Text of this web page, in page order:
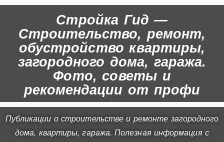
Стройка Гид —
Строительство, ремонт,
обустройство квартиры,
загородного дома, гаража.
Фото, советы и
рекомендации от профи
Публикации о строительстве и ремонте загородного
дома, квартиры, гаража. Полезная информация с